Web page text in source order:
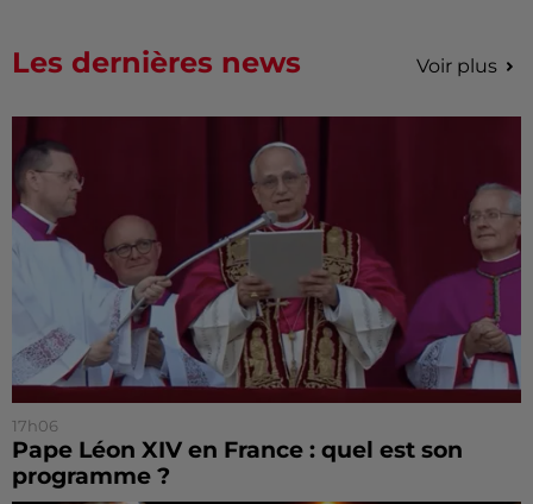
Les dernières news Voir plus
17h06
Pape Léon XIV en France : quel est son
programme ?